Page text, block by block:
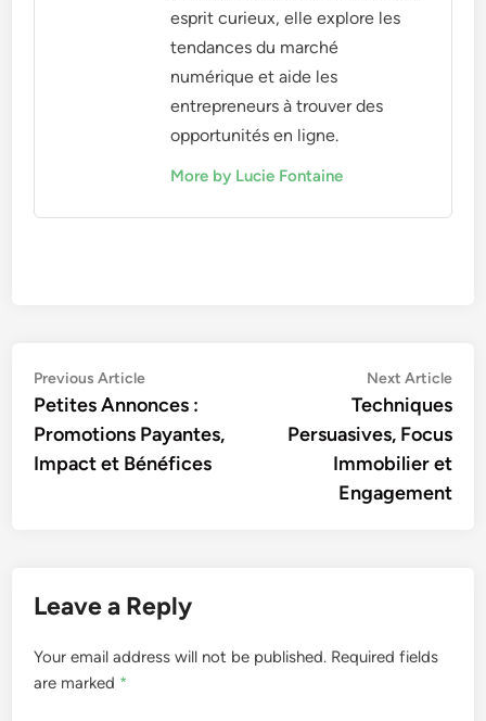
esprit curieux, elle explore les
tendances du marché
numérique et aide les
entrepreneurs à trouver des
opportunités en ligne.
More by Lucie Fontaine
Post
navigation
Previous ArticlePrevious
article:
Petites Annonces :
Promotions Payantes,
Impact et Bénéfices
Next Article
Techniques
Persuasives, Focus
Immobilier et
Engagement
Leave a Reply
Your email address will not be published. Required fields
are marked *